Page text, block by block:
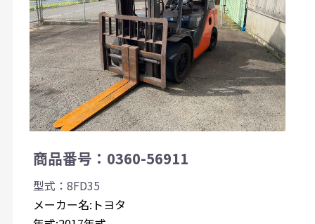
商品番号：0360-56911
型式：8FD35
メーカー名:トヨタ